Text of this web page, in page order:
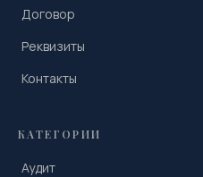
Договор
Реквизиты
Контакты
КАТЕГОРИИ
Аудит